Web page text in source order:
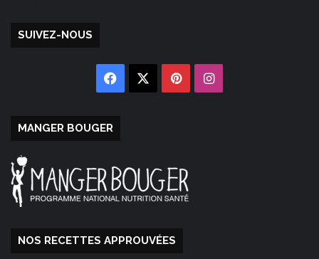
SUIVEZ-NOUS
Facebook PinterestInstagram
MANGER BOUGER
NOS RECETTES APPROUVÉES